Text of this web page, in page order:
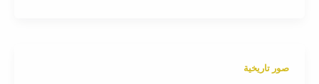
صور تاريخية